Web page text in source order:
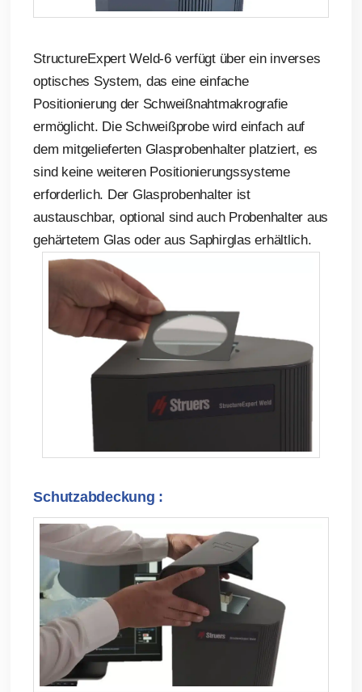
StructureExpert Weld-6 verfügt über ein inverses
optisches System, das eine einfache
Positionierung der Schweißnahtmakrografie
ermöglicht. Die Schweißprobe wird einfach auf
dem mitgelieferten Glasprobenhalter platziert, es
sind keine weiteren Positionierungssysteme
erforderlich. Der Glasprobenhalter ist
austauschbar, optional sind auch Probenhalter aus
gehärtetem Glas oder aus Saphirglas erhältlich.
Schutzabdeckung :